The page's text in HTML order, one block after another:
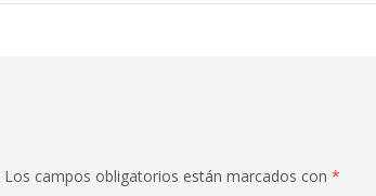
Los campos obligatorios están marcados con *